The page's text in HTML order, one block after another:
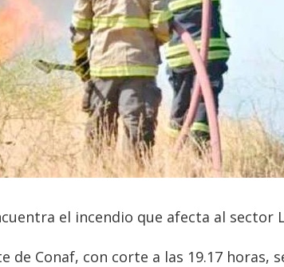
el incendio que afecta al sector
de Conaf, con corte a las 19.17 horas,